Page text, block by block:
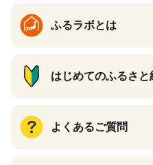
ふるラボとは
はじめてのふるさと
よくあるご質問